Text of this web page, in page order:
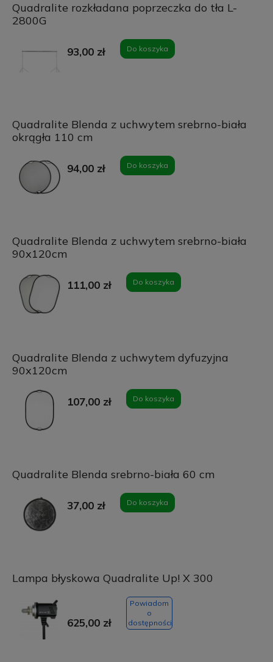
Quadralite rozkładana poprzeczka do tła L-
2800G
93,00 zł Do koszyka
Quadralite Blenda z uchwytem srebrno-biała
okrągła 110 cm
94,00 zł Do koszyka
Quadralite Blenda z uchwytem srebrno-biała
90x120cm
111,00 zł Do koszyka
Quadralite Blenda z uchwytem dyfuzyjna
90x120cm
107,00 zł Do koszyka
Quadralite Blenda srebrno-biała 60 cm
37,00 zł Do koszyka
Lampa błyskowa Quadralite Up! X 300
625,00 zł
Powiadom
o
dostępności